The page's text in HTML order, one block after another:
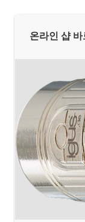
온라인 샵 바